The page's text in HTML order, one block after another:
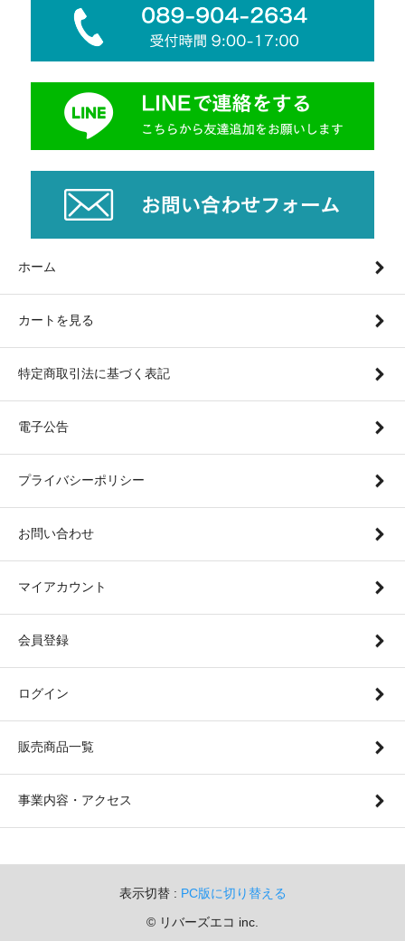
ホーム
カートを見る
特定商取引法に基づく表記
電子公告
プライバシーポリシー
お問い合わせ
マイアカウント
会員登録
ログイン
販売商品一覧
事業内容・アクセス
表示切替 : PC版に切り替える
©︎ リバーズエコ inc.